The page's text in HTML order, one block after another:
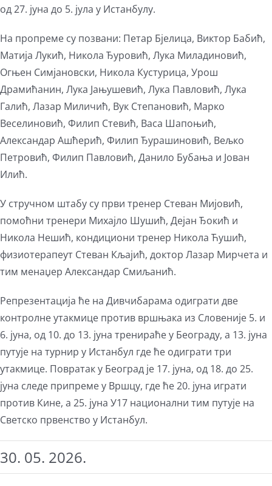
од 27. јуна до 5. јула у Истанбулу.
На пропреме су позвани: Петар Бјелица, Виктор Бабић,
Матија Лукић, Никола Ђуровић, Лука Миладиновић,
Огњен Симјановски, Никола Кустурица, Урош
Драмићанин, Лука Јањушевић, Лука Павловић, Лука
Галић, Лазар Миличић, Вук Степановић, Марко
Веселиновић, Филип Стевић, Васа Шапоњић,
Александар Ашћерић, Филип Ђурашиновић, Вељко
Петровић, Филип Павловић, Данило Бубања и Јован
Илић.
У стручном штабу су први тренер Стеван Мијовић,
помоћни тренери Михајло Шушић, Дејан Ђокић и
Никола Нешић, кондициони тренер Никола Ћушић,
физиотерапеут Стеван Кљајић, доктор Лазар Мирчета и
тим менаџер Александар Смиљанић.
Репрезентација ће на Дивчибарама одиграти две
контролне утакмице против вршњака из Словеније 5. и
6. јуна, од 10. до 13. јуна тренираће у Београду, а 13. јуна
путује на турнир у Истанбул где ће одиграти три
утакмице. Повратак у Београд је 17. јуна, од 18. до 25.
јуна следе припреме у Вршцу, где ће 20. јуна играти
против Кине, а 25. јуна У17 национални тим путује на
Светско првенство у Истанбул.
30. 05. 2026.